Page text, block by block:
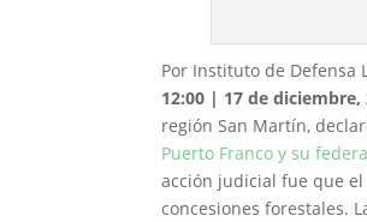
Por Instituto de Defensa
12:00 | 17 de diciembre,
región San Martín,
Puerto Franco y su
acción judicial fue que
concesiones forestales.